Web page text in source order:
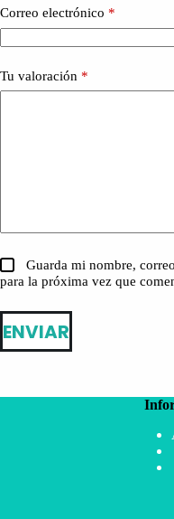
Correo electrónico *
Tu valoración *
Guarda mi nombre,
para la próxima vez que
ENVIAR